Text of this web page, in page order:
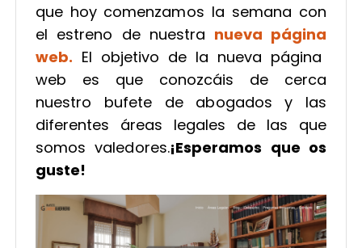
que hoy comenzamos la semana con
el estreno de nuestra nueva página
web. El objetivo de la nueva página
web es que conozcáis de cerca
nuestro bufete de abogados y las
diferentes áreas legales de las que
somos valedores.¡Esperamos que os
guste!